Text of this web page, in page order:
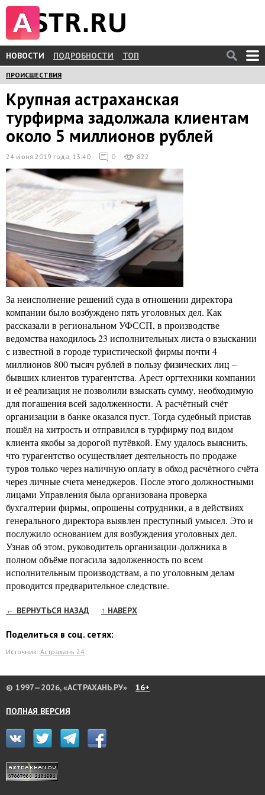
НОВОСТИ ПОДРОБНОСТИ ТОП
ПРОИСШЕСТВИЯ
Крупная астраханская
турфирма задолжала клиентам
около 5 миллионов рублей
24 июня 2019 года, 13:40 0 822
За неисполнение решений суда в отношении директора
компании было возбуждено пять уголовных дел. Как
рассказали в региональном УФССП, в производстве
ведомства находилось 23 исполнительных листа о взыскании
с известной в городе туристической фирмы почти 4
миллионов 800 тысяч рублей в пользу физических лиц –
бывших клиентов турагентства. Арест оргтехники компании
и её реализация не позволили взыскать сумму, необходимую
для погашения всей задолженности. А расчётный счёт
организации в банке оказался пуст. Тогда судебный пристав
пошёл на хитрость и отправился в турфирму под видом
клиента якобы за дорогой путёвкой. Ему удалось выяснить,
что турагентство осуществляет деятельность по продаже
туров только через наличную оплату в обход расчётного счёта
через личные счета менеджеров. После этого должностными
лицами Управления была организована проверка
бухгалтерии фирмы, опрошены сотрудники, а в действиях
генерального директора выявлен преступный умысел. Это и
послужило основанием для возбуждения уголовных дел.
Узнав об этом, руководитель организации-должника в
полном объёме погасила задолженность по всем
исполнительным производствам, а по уголовным делам
проводится предварительное следствие.
← ВЕРНУТЬСЯ НАЗАД ↑ НАВЕРХ
Поделиться в соц. сетях:
Источник: Астрахань 24
© 1997—2026, «АСТРАХАНЬ.РУ» 16+
ПОЛНАЯ ВЕРСИЯ